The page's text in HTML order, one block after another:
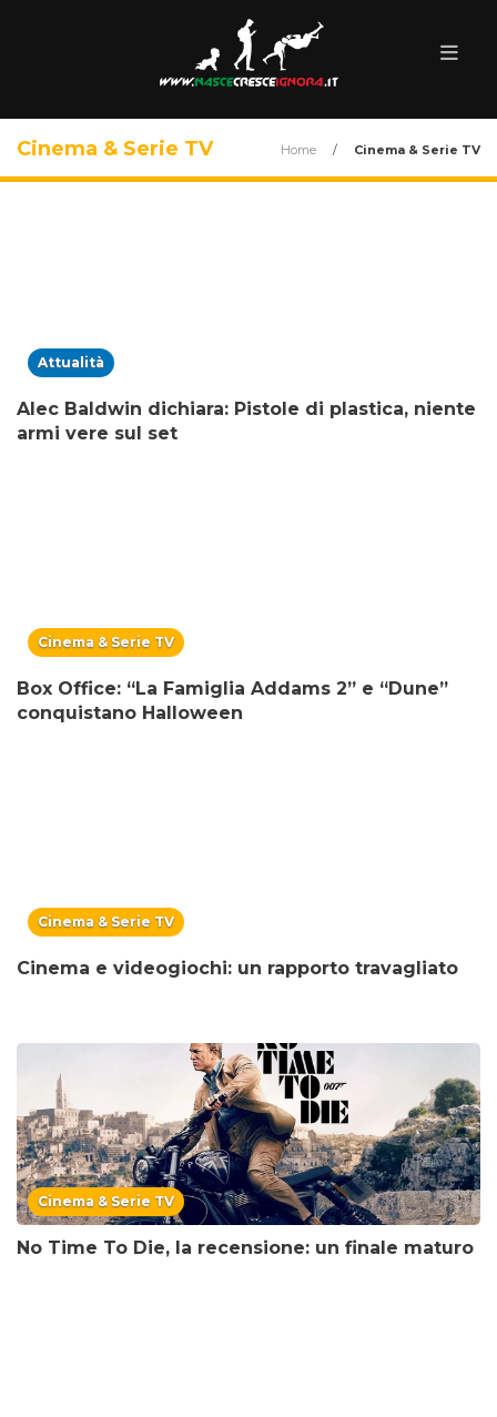
Cinema & Serie TV Home / Cinema & Serie TV
Attualità
Alec Baldwin dichiara: Pistole di plastica, niente
armi vere sul set
Cinema & Serie TV
Box Office: “La Famiglia Addams 2” e “Dune”
conquistano Halloween
Cinema & Serie TV
Cinema e videogiochi: un rapporto travagliato
Cinema & Serie TV
No Time To Die, la recensione: un finale maturo